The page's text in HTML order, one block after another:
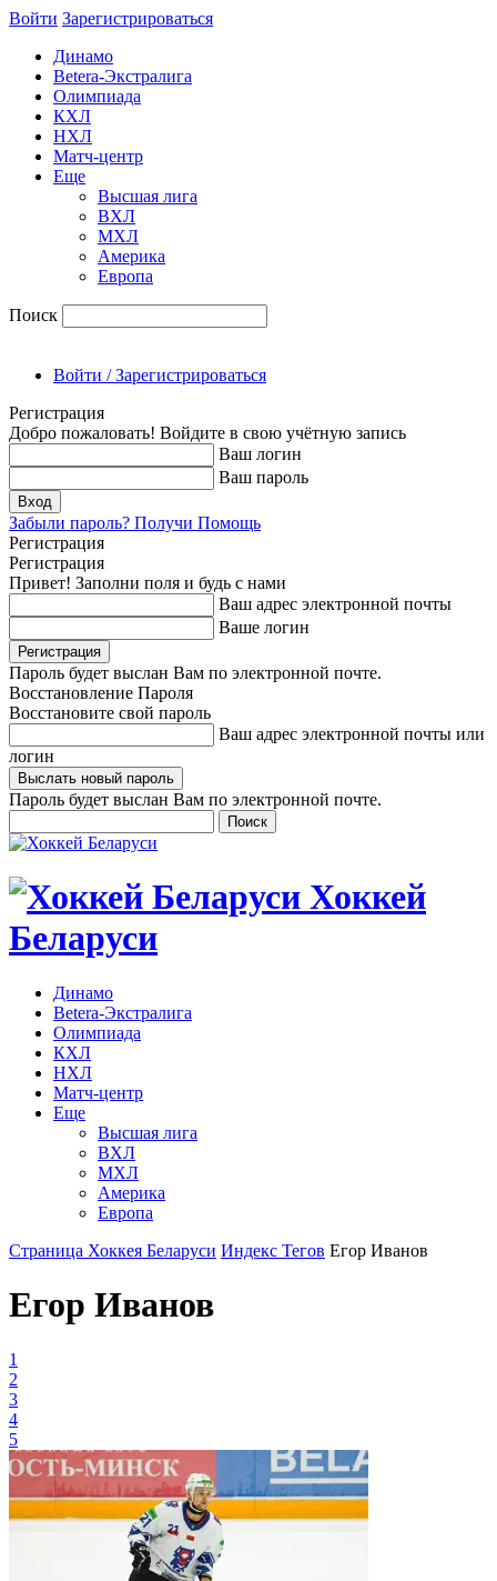
Войти Зарегиcтрироваться
Динамо
Betera-Экстралига
Олимпиада
КХЛ
НХЛ
Матч-центр
Еще
Высшая лига
ВХЛ
МХЛ
Америка
Европа
Поиск
Войти / Зарегистрироваться
Регистрация
Добро пожаловать! Войдите в свою учётную запись
Ваш логин
Ваш пароль
Забыли пароль? Получи Помощь
Регистрация
Регистрация
Привет! Заполни поля и будь с нами
Ваш адрес электронной почты
Ваше логин
Пароль будет выслан Вам по электронной почте.
Восстановление Пароля
Восстановите свой пароль
Ваш адрес электронной почты или
логин
Пароль будет выслан Вам по электронной почте.
Хоккей
Беларуси
Динамо
Betera-Экстралига
Олимпиада
КХЛ
НХЛ
Матч-центр
Еще
Высшая лига
ВХЛ
МХЛ
Америка
Европа
Страница Хоккея Беларуси Индекс Тегов Егор Иванов
Егор Иванов
1
2
3
4
5